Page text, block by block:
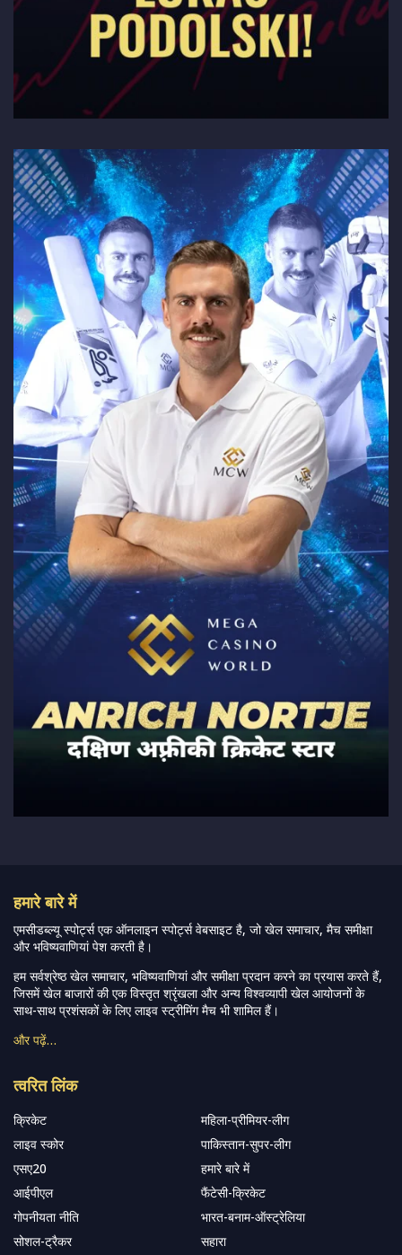
हमारे बारे में
एमसीडब्ल्यू स्पोर्ट्स एक ऑनलाइन स्पोर्ट्स वेबसाइट है, जो खेल समाचार, मैच समीक्षा
और भविष्यवाणियां पेश करती है।
हम सर्वश्रेष्ठ खेल समाचार, भविष्यवाणियां और समीक्षा प्रदान करने का प्रयास करते हैं,
जिसमें खेल बाजारों की एक विस्तृत श्रृंखला और अन्य विश्वव्यापी खेल आयोजनों के
साथ-साथ प्रशंसकों के लिए लाइव स्ट्रीमिंग मैच भी शामिल हैं।
और पढ़ें…
त्वरित लिंक
क्रिकेट
महिला-प्रीमियर-लीग
लाइव स्कोर
पाकिस्तान-सुपर-लीग
एसए20
हमारे बारे में
आईपीएल
फैंटेसी-क्रिकेट
गोपनीयता नीति
भारत-बनाम-ऑस्ट्रेलिया
सोशल-ट्रैकर
सहारा